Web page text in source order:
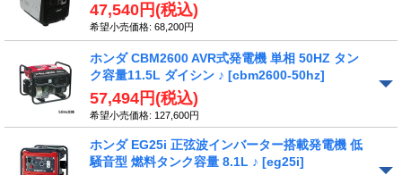
47,540円 (税込)
希望小売価格: 68,200円
ホンダ CBM2600 AVR式発電機 単相 50HZ タン
ク容量11.5L ダイシン ♪ [cbm2600-50hz]
57,494円 (税込)
希望小売価格: 127,600円
ホンダ EG25i 正弦波インバーター搭載発電機 低
騒音型 燃料タンク容量 8.1L ♪ [eg25i]